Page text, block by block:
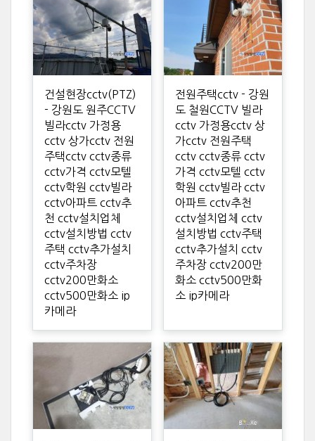
건설현장cctv(PTZ)
- 강원도 원주CCTV
빌라cctv 가정용
cctv 상가cctv 전원
주택cctv cctv종류
cctv가격 cctv모텔
cctv학원 cctv빌라
cctv아파트 cctv추
천 cctv설치업체
cctv설치방법 cctv
주택 cctv추가설치
cctv주차장
cctv200만화소
cctv500만화소 ip
카메라
전원주택cctv - 강원
도 철원CCTV 빌라
cctv 가정용cctv 상
가cctv 전원주택
cctv cctv종류 cctv
가격 cctv모텔 cctv
학원 cctv빌라 cctv
아파트 cctv추천
cctv설치업체 cctv
설치방법 cctv주택
cctv추가설치 cctv
주차장 cctv200만
화소 cctv500만화
소 ip카메라